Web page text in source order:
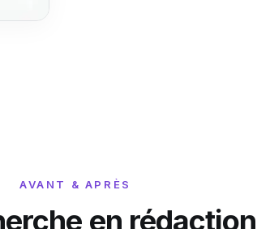
AVANT & APRÈS
en